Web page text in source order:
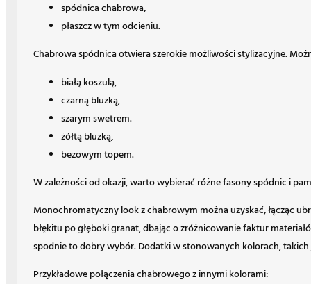
spódnica chabrowa,
płaszcz w tym odcieniu.
Chabrowa spódnica otwiera szerokie możliwości stylizacyjne.
białą koszulą,
czarną bluzką,
szarym swetrem.
żółtą bluzką,
beżowym topem.
W zależności od okazji, warto wybierać różne fasony spódnic i
Monochromatyczny look z chabrowym można uzyskać, łącząc
błękitu po głęboki granat, dbając o zróżnicowanie faktur
spodnie to dobry wybór. Dodatki w stonowanych kolorach, takich
Przykładowe połączenia chabrowego z innymi kolorami: